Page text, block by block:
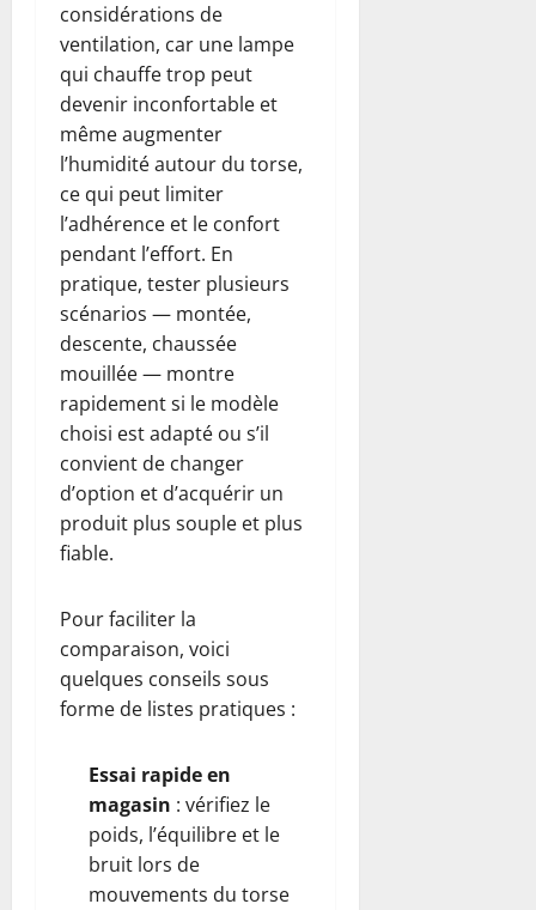
considérations de
ventilation, car une lampe
qui chauffe trop peut
devenir inconfortable et
même augmenter
l’humidité autour du torse,
ce qui peut limiter
l’adhérence et le confort
pendant l’effort. En
pratique, tester plusieurs
scénarios — montée,
descente, chaussée
mouillée — montre
rapidement si le modèle
choisi est adapté ou s’il
convient de changer
d’option et d’acquérir un
produit plus souple et plus
fiable.
Pour faciliter la
comparaison, voici
quelques conseils sous
forme de listes pratiques :
Essai rapide en
magasin : vérifiez le
poids, l’équilibre et le
bruit lors de
mouvements du torse